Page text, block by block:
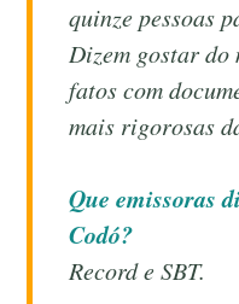
quinze pessoas
Dizem gostar
fatos com
mais rigorosas
Que emissoras
Codó?
Record e SBT.